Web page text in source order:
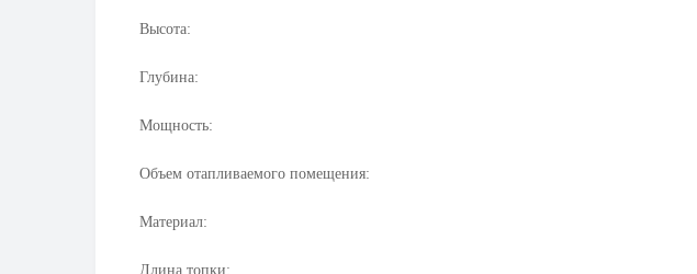
Высота:
Глубина:
Мощность:
Объем отапливаемого помещения:
Материал:
Длина топки: